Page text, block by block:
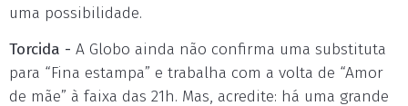
uma possibilidade.
Torcida - A Globo ainda não confirma uma substituta
para “Fina estampa” e trabalha com a volta de “Amor
de mãe” à faixa das 21h. Mas, acredite: há uma grande